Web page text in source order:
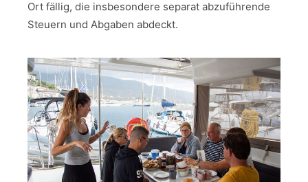
Ort fällig, die insbesondere separat abzuführende
Steuern und Abgaben abdeckt.